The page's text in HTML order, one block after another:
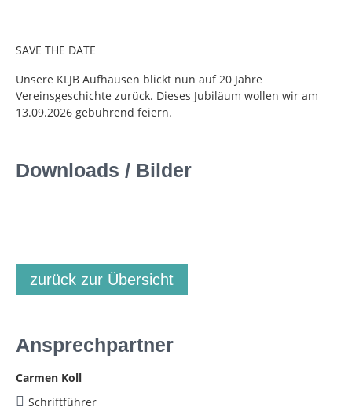
SAVE THE DATE
Unsere KLJB Aufhausen blickt nun auf 20 Jahre
Vereinsgeschichte zurück. Dieses Jubiläum wollen wir am
13.09.2026 gebührend feiern.
Downloads / Bilder
zurück zur Übersicht
Ansprechpartner
Carmen Koll
Schriftführer